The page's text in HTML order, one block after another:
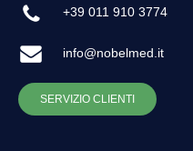
+39 011 910 3774
info@nobelmed.it
SERVIZIO CLIENTI